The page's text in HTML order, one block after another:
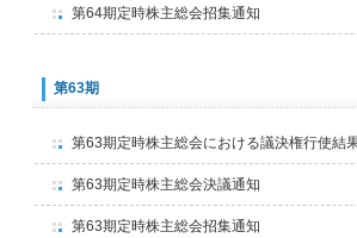
第64期定時株主総会招集通知
第63期
第63期定時株主総会における議決権行使結
第63期定時株主総会決議通知
第63期定時株主総会招集通知